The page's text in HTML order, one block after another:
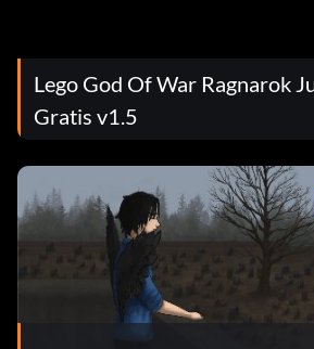
Lego God Of War Ragnarok
Gratis v1.5